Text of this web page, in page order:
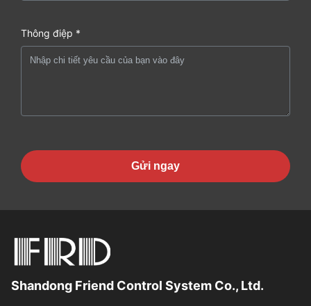
Thông điệp *
Gửi ngay
Shandong Friend Control System Co., Ltd.